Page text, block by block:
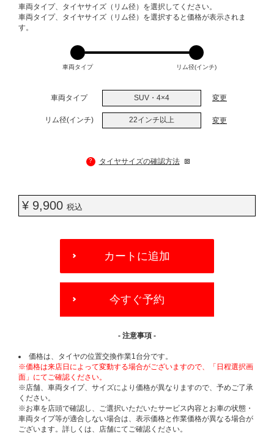
VARIATIONS
車両タイプ、タイヤサイズ（リム径）を選択してください。
車両タイプ、タイヤサイズ（リム径）を選択すると価格が表示されま
す。
車両タイプ リム径(インチ)
車両タイプ SUV・4×4 変更
リム径(インチ) 22インチ以上 変更
? タイヤサイズの確認方法
¥ 9,900 税込
OPTIONS
カートに追加
今すぐ予約
- 注意事項 -
価格は、タイヤの位置交換作業1台分です。
※価格は来店日によって変動する場合がございますので、「日程選択画
面」にてご確認ください。
※店舗、車両タイプ、サイズにより価格が異なりますので、予めご了承
ください。
※お車を店頭で確認し、ご選択いただいたサービス内容とお車の状態・
車両タイプ等が適合しない場合は、表示価格と作業価格が異なる場合が
ございます。詳しくは、店舗にてご確認ください。